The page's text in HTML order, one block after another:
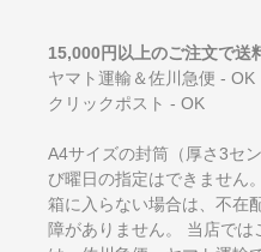
15,000円以上のご注文で送
ヤマト運輸＆佐川急便 - OK
クリックポスト - OK
A4サイズの封筒（厚さ3セ
び曜日の指定はできません
箱に入らない場合は、不在
障がありません。 当店で